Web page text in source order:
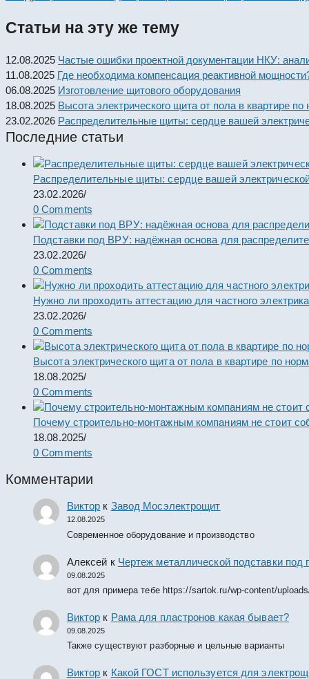
Статьи на эту же тему
12.08.2025 Частые ошибки проектной документации НКУ:
11.08.2025 Где необходима компенсация реактивной
06.08.2025 Изготовление щитового оборудования
18.08.2025 Высота электрического щита от пола в квартире по
23.02.2026 Распределительные щиты: сердце вашей
Последние статьи
Распределительные щиты: сердце вашей
23.02.2026/
0 Comments
Подставки под ВРУ: надёжная основа для
23.02.2026/
0 Comments
Нужно ли проходить аттестацию для частного
23.02.2026/
0 Comments
Высота электрического щита от пола в квартире по
18.08.2025/
0 Comments
Почему строительно-монтажным компаниям не стоит
18.08.2025/
0 Comments
Комментарии
Виктор к Завод Мосэлектрощит
12.08.2025
Современное оборудование и производство
Алексей к Чертеж металлической подставки
09.08.2025
вот для примера тебе https://sartok.ru/wp-content/
Виктор к Рама для пластронов какая бывает?
09.08.2025
Также существуют разборные и цельные варианты
Виктор к Какой ГОСТ используется для